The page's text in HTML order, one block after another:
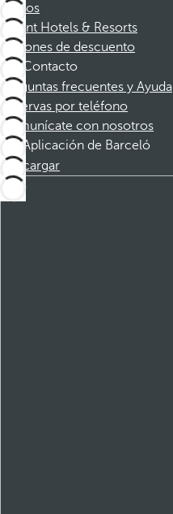
Socios
Dorint Hotels & Resorts
Cupones de descuento
Contacto
Preguntas frecuentes y Ayuda
Reservas por teléfono
Comunícate con nosotros
Aplicación de Barceló
Descargar